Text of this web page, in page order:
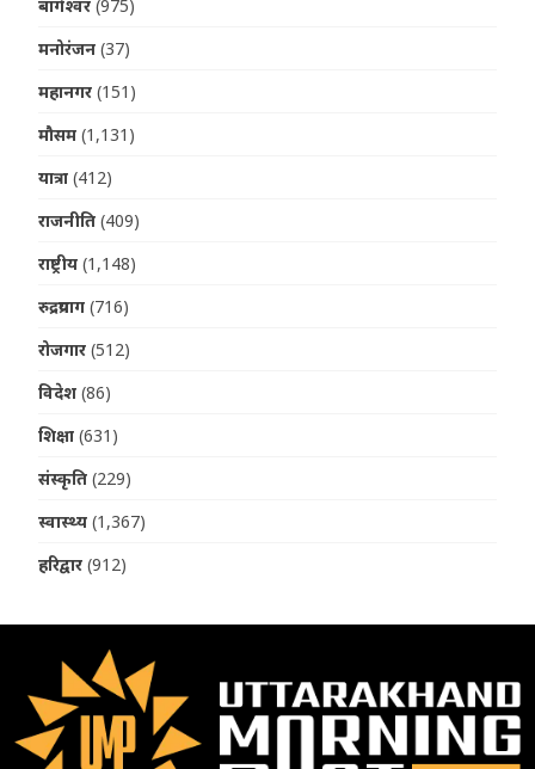
बागेश्वर (975)
मनोरंजन (37)
महानगर (151)
मौसम (1,131)
यात्रा (412)
राजनीति (409)
राष्ट्रीय (1,148)
रुद्रप्रयाग (716)
रोजगार (512)
विदेश (86)
शिक्षा (631)
संस्कृति (229)
स्वास्थ्य (1,367)
हरिद्वार (912)